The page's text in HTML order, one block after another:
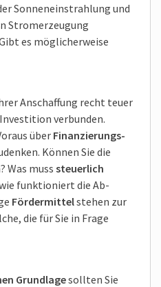
Sonnen­einstrahlung und
Strom­erzeugung
es möglicher­weise
An­schaffung recht teuer
ver­bunden.
über Finanzierungs­
Können Sie die
Was muss steuer­lich
funktioniert die Ab­
Förder­mittelstehen zur
die für Sie in Frage
Grund­lagesollten Sie